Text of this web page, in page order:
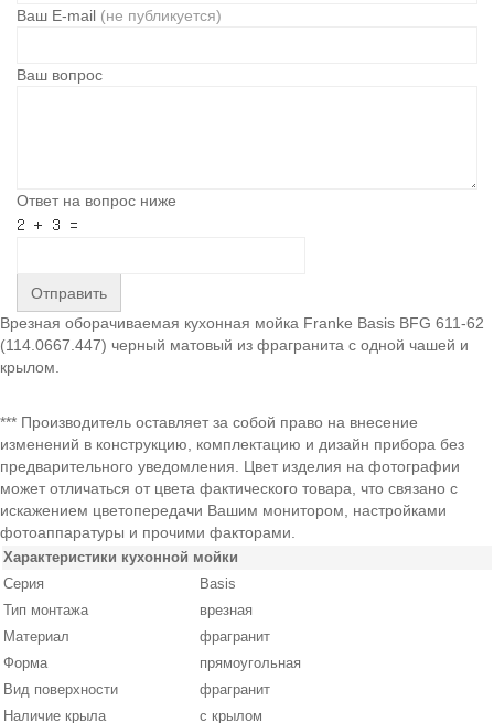
Ваш E-mail (не публикуется)
Ваш вопрос
Ответ на вопрос ниже
Отправить
Врезная оборачиваемая кухонная мойка Franke Basis BFG 611-62
(114.0667.447) черный матовый из фрагранита с одной чашей и
крылом.
*** Производитель оставляет за собой право на внесение
изменений в конструкцию, комплектацию и дизайн прибора без
предварительного уведомления. Цвет изделия на фотографии
может отличаться от цвета фактического товара, что связано с
искажением цветопередачи Вашим монитором, настройками
фотоаппаратуры и прочими факторами.
Характеристики кухонной мойки
Серия
Basis
Тип монтажа
врезная
Материал
фрагранит
Форма
прямоугольная
Вид поверхности
фрагранит
Наличие крыла
с крылом